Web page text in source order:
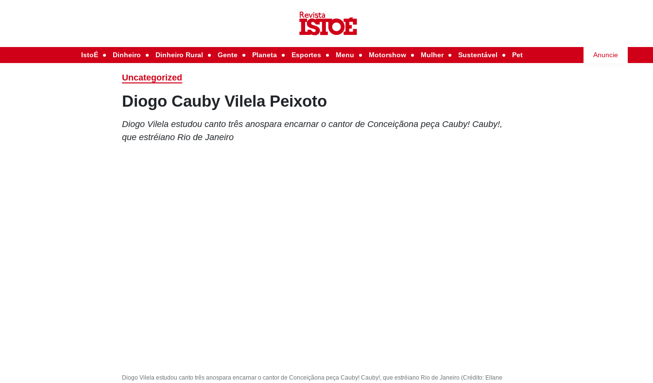
IstoÉ Dinheiro Dinheiro Rural Gente Planeta Esportes Menu Motorshow Mulher Sustentável Pet Anuncie
Uncategorized
Diogo Cauby Vilela Peixoto
Diogo Vilela estudou canto três anospara encarnar o cantor de Conceiçãona peça Cauby! Cauby!,
que estréiano Rio de Janeiro
Diogo Vilela estudou canto três anospara encarnar o cantor de Conceiçãona peça Cauby! Cauby!, que estréiano Rio de Janeiro (Crédito: ElIane